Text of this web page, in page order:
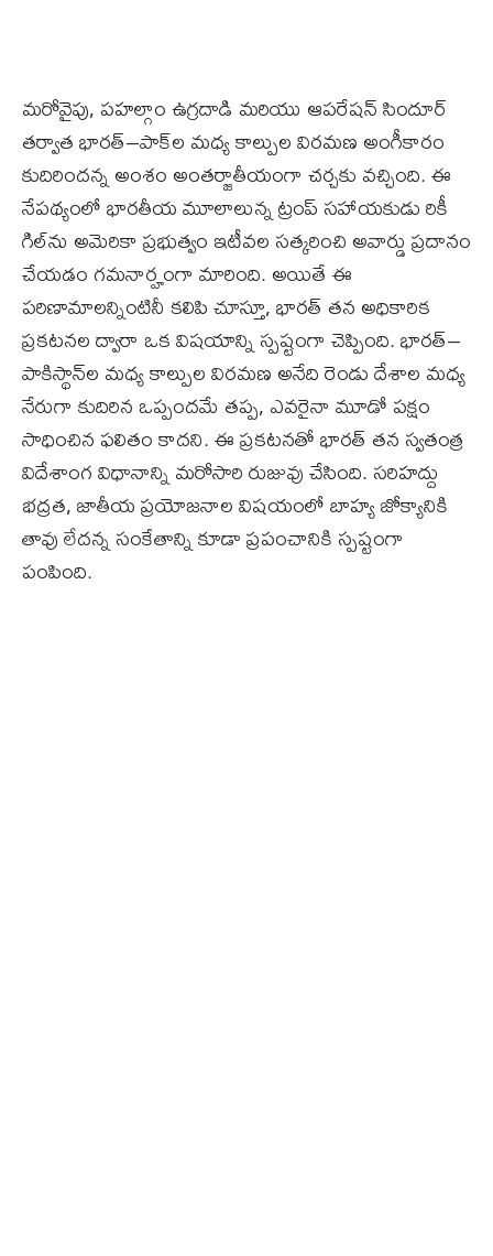
మరోవైపు, పహల్గాం ఉగ్రదాడి మరియు ఆపరేషన్‌ సిందూర్‌
తర్వాత భారత్‌–పాక్‌ల మధ్య కాల్పుల విరమణ అంగీకారం
కుదిరిందన్న అంశం అంతర్జాతీయంగా చర్చకు వచ్చింది. ఈ
నేపథ్యంలో భారతీయ మూలాలున్న ట్రంప్‌ సహాయకుడు రికీ
గిల్‌ను అమెరికా ప్రభుత్వం ఇటీవల సత్కరించి అవార్డు ప్రదానం
చేయడం గమనార్హంగా మారింది. అయితే ఈ
పరిణామాలన్నింటినీ కలిపి చూస్తూ, భారత్‌ తన అధికారిక
ప్రకటనల ద్వారా ఒక విషయాన్ని స్పష్టంగా చెప్పింది. భారత్‌–
పాకిస్థాన్‌ల మధ్య కాల్పుల విరమణ అనేది రెండు దేశాల మధ్య
నేరుగా కుదిరిన ఒప్పందమే తప్ప, ఎవరైనా మూడో పక్షం
సాధించిన ఫలితం కాదని. ఈ ప్రకటనతో భారత్‌ తన స్వతంత్ర
విదేశాంగ విధానాన్ని మరోసారి రుజువు చేసింది. సరిహద్దు
భద్రత, జాతీయ ప్రయోజనాల విషయంలో బాహ్య జోక్యానికి
తావు లేదన్న సంకేతాన్ని కూడా ప్రపంచానికి స్పష్టంగా
పంపింది.